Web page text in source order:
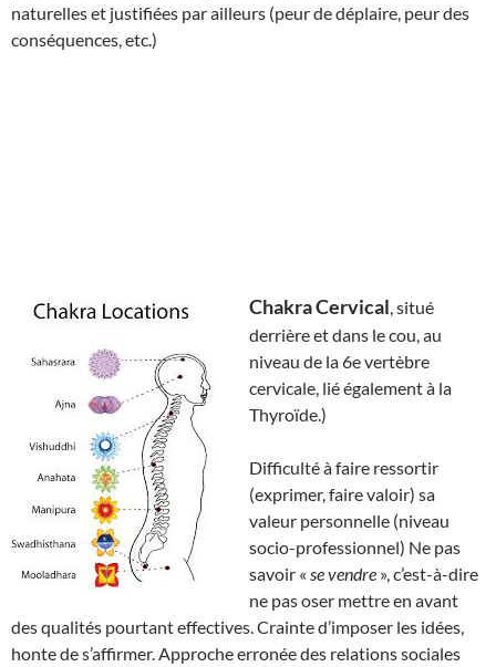
naturelles et justifiées par ailleurs (peur de déplaire, peur des
conséquences, etc.)
Chakra Cervical, situé
derrière et dans le cou, au
niveau de la 6e vertèbre
cervicale, lié également à la
Thyroïde.)
Difficulté à faire ressortir
(exprimer, faire valoir) sa
valeur personnelle (niveau
socio-professionnel) Ne pas
savoir « se vendre », c’est-à-dire
ne pas oser mettre en avant
des qualités pourtant effectives. Crainte d’imposer les idées,
honte de s’affirmer. Approche erronée des relations sociales